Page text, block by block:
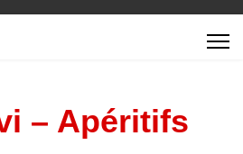
– Apéritifs